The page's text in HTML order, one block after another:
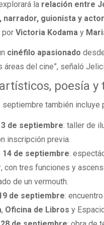
la relación entre
narrador, guionista y
porVictoria Kodama y
cinéfilo apasionado
áreas del cine”, señaló
poesía y
septiembre también
de septiembre: taller de
inscripción previa.
14 de septiembre:
, con tres funciones y
de un vermouth.
de septiembre:
, Oficina de Libros y